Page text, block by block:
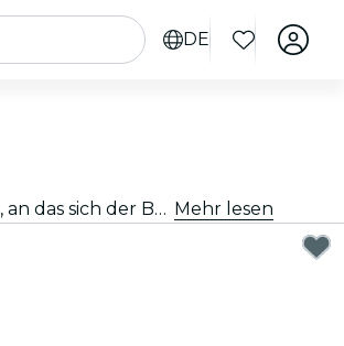
DE
Ein tolles Geschenk zu finden, muss gar nicht schwer sein. Wähle die Karte aus, passe den Betrag an und verschenke ein Erlebnis, an das sich der Beschenkte noch lange erinnern wird. Schnell, flexibel und kinderleicht. Mehr lesen